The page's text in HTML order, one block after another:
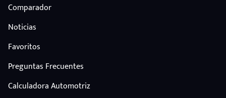
Comparador
Noticias
Favoritos
Preguntas Frecuentes
Calculadora Automotriz